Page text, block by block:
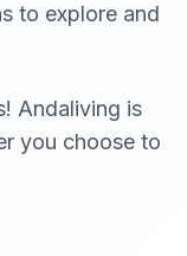
to explore and
Andaliving is
you choose to